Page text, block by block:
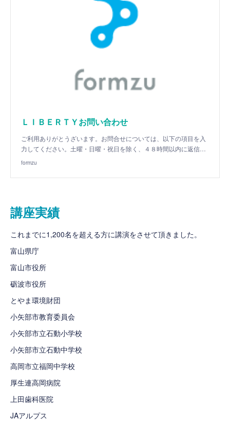
ＬＩＢＥＲＴＹお問い合わせ
ご利用ありがとうざいます。お問合せについては、以下の項目を入
力してください。土曜・日曜・祝日を除く、４８時間以内に返信…
formzu
講座実績
これまでに1,200名を超える方に講演をさせて頂きました。
富山県庁
富山市役所
砺波市役所
とやま環境財団
小矢部市教育委員会
小矢部市立石動小学校
小矢部市立石動中学校
高岡市立福岡中学校
厚生連高岡病院
上田歯科医院
JAアルプス